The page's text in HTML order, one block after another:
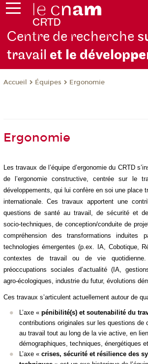
Centre de recherche
travailet le dévelop
Accueil Équipes Ergonomie
Ergonomie
Les travaux de l’équipe d’ergonomie du CRTD
de l’ergonomie constructive, centrée sur le
développements, qui lui confère en soi une place
internationale. Cestravaux apportent une
questions de santé au travail, de sécurité et
socio-techniques, de conception/conduite de
compréhension des transformations induites
technologies émergentes (p.ex. IA, Cobotique,
contextes de travail ou de vie
préoccupations sociales d’actualité (IA,
agro-écologiques, industrie du futur, évolutions
Ces travaux s’articulent actuellementautour de
L’axe « pénibilité(s) et soutenabilité du
contributions originales sur les questions de
au travail tout au long de la vie active, en
démographiques, techniques, énergétiques
L’axe « crises, sécurité et résilience des